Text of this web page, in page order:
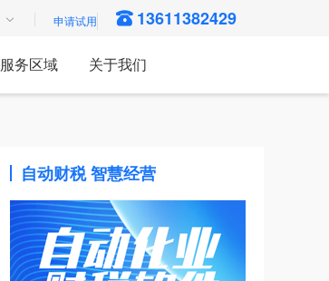
13611382429
服务区域 关于我们
自动财税 智慧经营